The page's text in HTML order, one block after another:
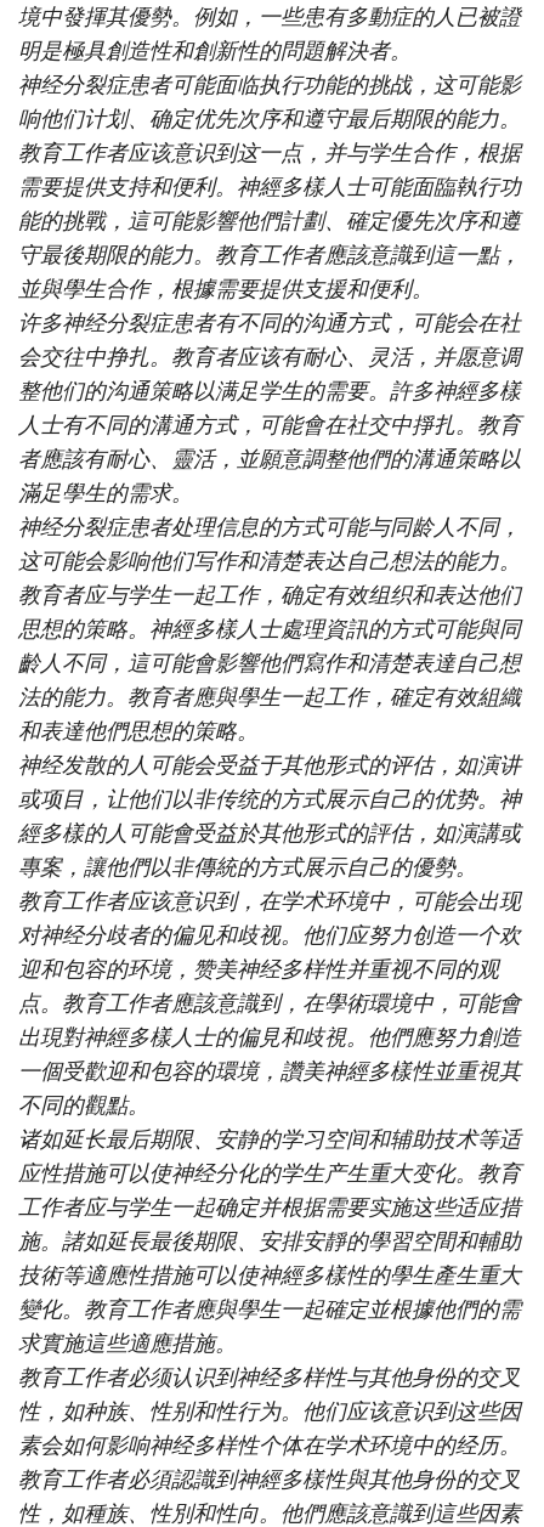
境中發揮其優勢。例如，一些患有多動症的人已被證
明是極具創造性和創新性的問題解決者。
神经分裂症患者可能面临执行功能的挑战，这可能影
响他们计划、确定优先次序和遵守最后期限的能力。
教育工作者应该意识到这一点，并与学生合作，根据
需要提供支持和便利。神經多樣人士可能面臨執行功
能的挑戰，這可能影響他們計劃、確定優先次序和遵
守最後期限的能力。教育工作者應該意識到這一點，
並與學生合作，根據需要提供支援和便利。
许多神经分裂症患者有不同的沟通方式，可能会在社
会交往中挣扎。教育者应该有耐心、灵活，并愿意调
整他们的沟通策略以满足学生的需要。許多神經多樣
人士有不同的溝通方式，可能會在社交中掙扎。教育
者應該有耐心、靈活，並願意調整他們的溝通策略以
滿足學生的需求。
神经分裂症患者处理信息的方式可能与同龄人不同，
这可能会影响他们写作和清楚表达自己想法的能力。
教育者应与学生一起工作，确定有效组织和表达他们
思想的策略。神經多樣人士處理資訊的方式可能與同
齡人不同，這可能會影響他們寫作和清楚表達自己想
法的能力。教育者應與學生一起工作，確定有效組織
和表達他們思想的策略。
神经发散的人可能会受益于其他形式的评估，如演讲
或项目，让他们以非传统的方式展示自己的优势。神
經多樣的人可能會受益於其他形式的評估，如演講或
專案，讓他們以非傳統的方式展示自己的優勢。
教育工作者应该意识到，在学术环境中，可能会出现
对神经分歧者的偏见和歧视。他们应努力创造一个欢
迎和包容的环境，赞美神经多样性并重视不同的观
点。教育工作者應該意識到，在學術環境中，可能會
出現對神經多樣人士的偏見和歧視。他們應努力創造
一個受歡迎和包容的環境，讚美神經多樣性並重視其
不同的觀點。
诸如延长最后期限、安静的学习空间和辅助技术等适
应性措施可以使神经分化的学生产生重大变化。教育
工作者应与学生一起确定并根据需要实施这些适应措
施。諸如延長最後期限、安排安靜的學習空間和輔助
技術等適應性措施可以使神經多樣性的學生產生重大
變化。教育工作者應與學生一起確定並根據他們的需
求實施這些適應措施。
教育工作者必须认识到神经多样性与其他身份的交叉
性，如种族、性别和性行为。他们应该意识到这些因
素会如何影响神经多样性个体在学术环境中的经历。
教育工作者必須認識到神經多樣性與其他身份的交叉
性，如種族、性別和性向。他們應該意識到這些因素